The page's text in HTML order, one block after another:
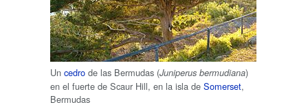
Un cedro de las Bermudas (Juniperus bermudiana)
en el fuerte de Scaur Hill, en la isla de Somerset,
Bermudas